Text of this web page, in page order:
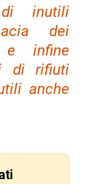
di inutili
dei
infine
di rifiuti
anche